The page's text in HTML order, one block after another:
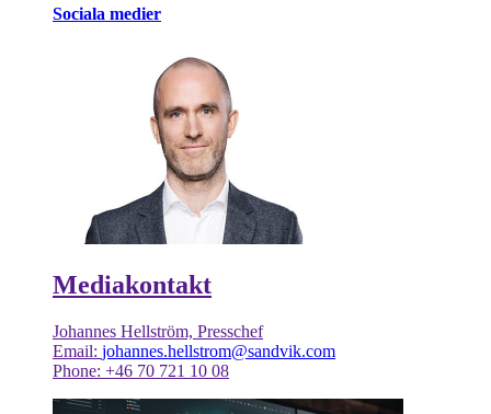
Sociala medier
Mediakontakt
Johannes Hellström, Presschef
Email: johannes.hellstrom@sandvik.com
Phone: +46 70 721 10 08